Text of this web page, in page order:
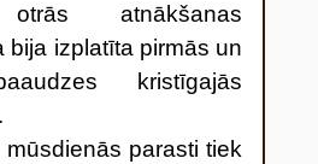
atnākšanas
bija izplatīta pirmās un
kristīgajās
mūsdienās parasti tiek